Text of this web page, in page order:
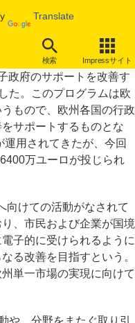
Translate
検索 Impressサイト
ト、改善プログラム開始
政府のサポートを改善す
た。このプログラムは欧
もので、欧州各国の行政
サポートするものとな
用されてきたが、今回
万ユーロが投じられ
けての活動がなされて
、市民および企業が国境
子的に受けられるように
る改善を目指すという。
単一市場の実現に向けて
、分野をまたぐ取り引